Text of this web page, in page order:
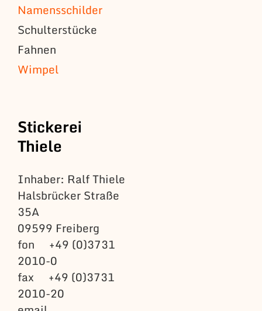
Namensschilder
Schulterstücke
Fahnen
Wimpel
Stickerei
Thiele
Inhaber: Ralf Thiele
Halsbrücker Straße
35A
09599 Freiberg
fon +49 (0)3731
2010-0
fax +49 (0)3731
2010-20